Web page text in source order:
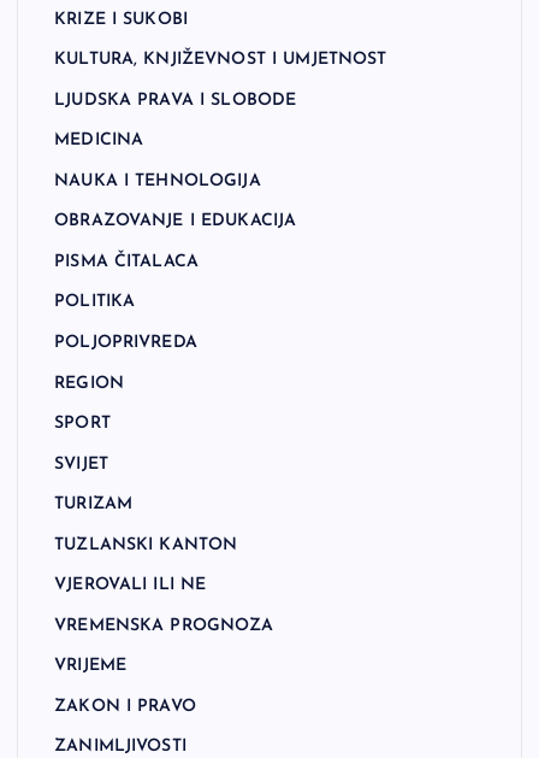
KRIZE I SUKOBI
KULTURA, KNJIŽEVNOST I UMJETNOST
LJUDSKA PRAVA I SLOBODE
MEDICINA
NAUKA I TEHNOLOGIJA
OBRAZOVANJE I EDUKACIJA
PISMA ČITALACA
POLITIKA
POLJOPRIVREDA
REGION
SPORT
SVIJET
TURIZAM
TUZLANSKI KANTON
VJEROVALI ILI NE
VREMENSKA PROGNOZA
VRIJEME
ZAKON I PRAVO
ZANIMLJIVOSTI